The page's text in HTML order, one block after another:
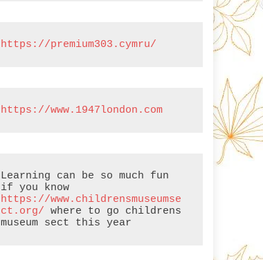
https://premium303.cymru/
https://www.1947london.com
Learning can be so much fun
https://www.childrensmuseumse
ct.org/ where to go childrens
museum sect this year